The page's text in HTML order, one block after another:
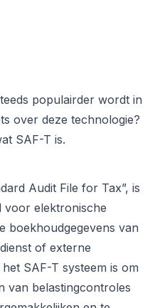
populairder wordt in
over deze technologie?
SAF-T is.
Audit File for Tax”, is
voor elektronische
boekhoudgegevens van
of externe
SAF-T systeem is om
van belastingcontroles